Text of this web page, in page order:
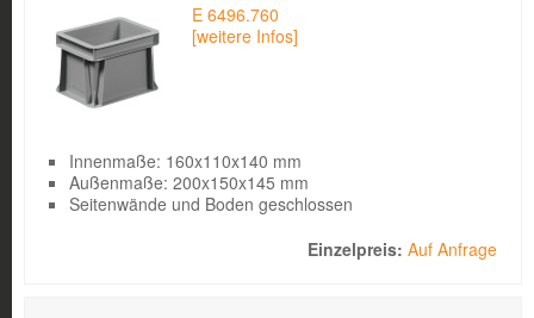
E 6496.760
[weitere Infos]
Innenmaße: 160x110x140 mm
Außenmaße: 200x150x145 mm
Seitenwände und Boden geschlossen
Auf Anfrage